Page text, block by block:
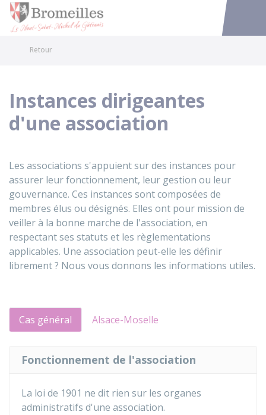
Accéder
Retour
Instances dirigeantes
d'une association
Les associations s'appuient sur des instances pour
assurer leur fonctionnement, leur gestion ou leur
gouvernance. Ces instances sont composées de
membres élus ou désignés. Elles ont pour mission de
veiller à la bonne marche de l'association, en
respectant ses statuts et les règlementations
applicables. Une association peut-elle les définir
librement ? Nous vous donnons les informations utiles.
Cas général Alsace-Moselle
Fonctionnement de l'association
La loi de 1901 ne dit rien sur les organes
administratifs d'une association.